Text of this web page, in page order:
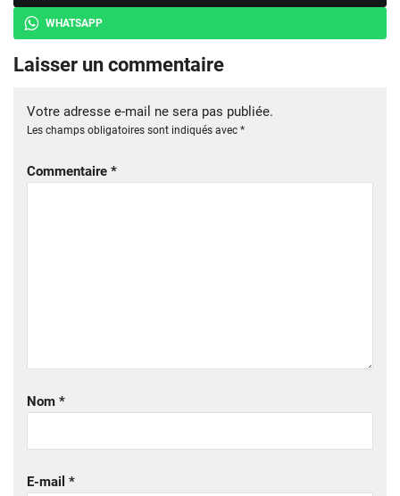
WHATSAPP
Laisser un commentaire
Votre adresse e-mail ne sera pas publiée.
Les champs obligatoires sont indiqués avec *
Commentaire *
Nom *
E-mail *